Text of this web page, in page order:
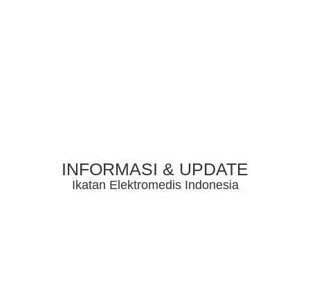
INFORMASI & UPDATE
Ikatan Elektromedis Indonesia